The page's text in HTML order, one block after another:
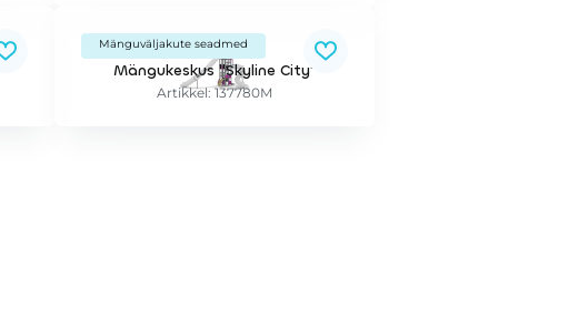
Mänguväljakute seadmed
Mängukeskus "Skyline City"
Artikkel: 137780M